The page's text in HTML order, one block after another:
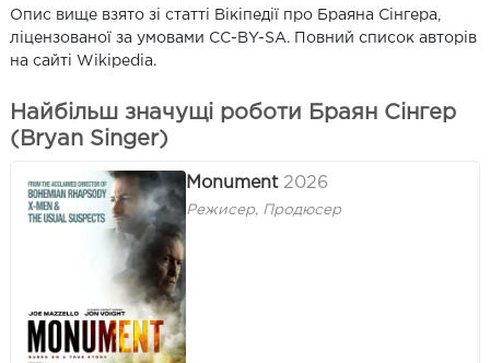
Опис вище взято зі статті Вікіпедії про Браяна Сінгера,
ліцензованої за умовами CC-BY-SA. Повний список авторів
на сайті Wikipedia.
Найбільш значущі роботи Браян Сінгер
(Bryan Singer)
Monument 2026
Режисер, Продюсер